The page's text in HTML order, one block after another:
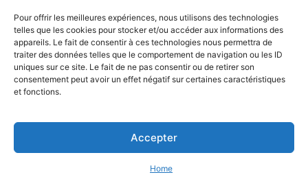
Pour offrir les meilleures expériences, nous utilisons des technologies
telles que les cookies pour stocker et/ou accéder aux informations des
appareils. Le fait de consentir à ces technologies nous permettra de
traiter des données telles que le comportement de navigation ou les ID
uniques sur ce site. Le fait de ne pas consentir ou de retirer son
consentement peut avoir un effet négatif sur certaines caractéristiques
et fonctions.
Accepter
Home
Accueil Economie Entreprises Entrepreneur Afrique
HIGH-TECH Auto-Moto
© Challenges.tn By AAKOM.DIGITAL